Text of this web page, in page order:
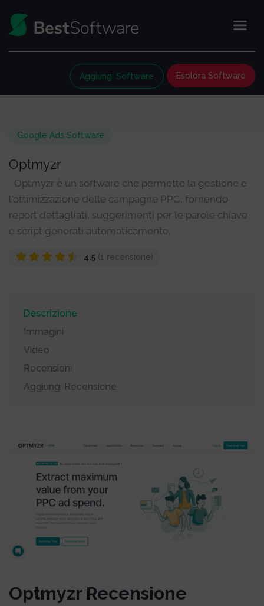
Esplora Software
Aggiungi Software
Google Ads Software
Optmyzr
Optmyzr è un software che permette la gestione e
l'ottimizzazione delle campagne PPC, fornendo
report dettagliati, suggerimenti per le parole chiave
e script generati automaticamente.
4.5 (1 recensione)
Descrizione
Immagini
Video
Recensioni
Aggiungi Recensione
Optmyzr Recensione